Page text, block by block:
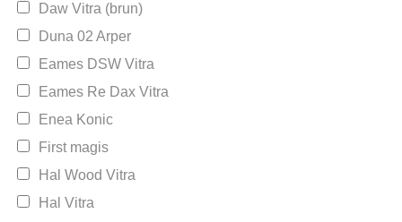
Daw Vitra (brun)
Duna 02 Arper
Eames DSW Vitra
Eames Re Dax Vitra
Enea Konic
First magis
Hal Wood Vitra
Hal Vitra